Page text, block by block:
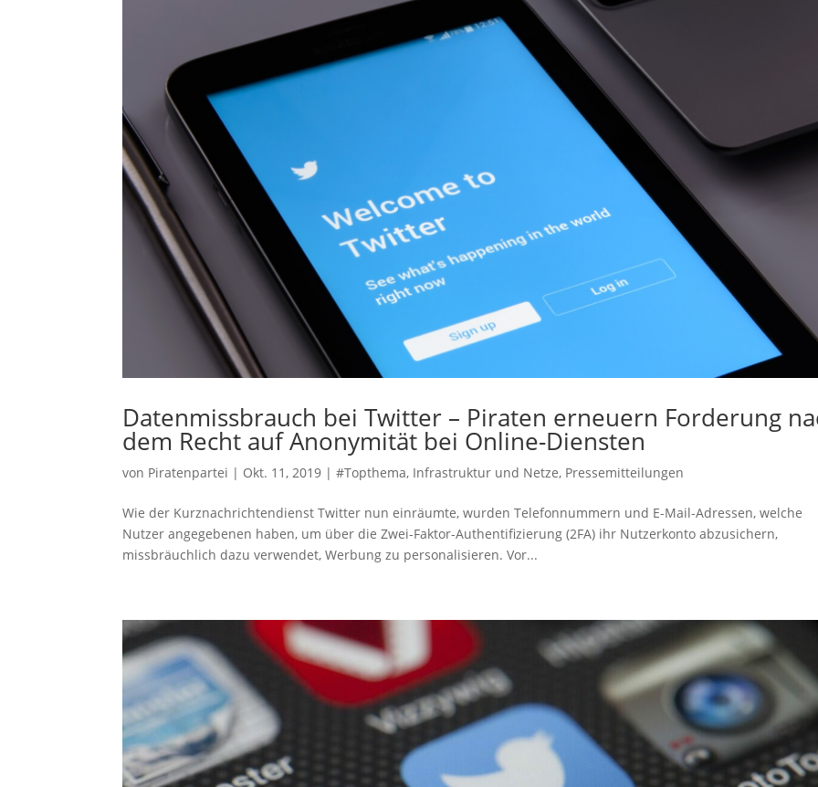
Datenmissbrauch bei Twitter – Piraten erneuern Forderung
dem Recht auf Anonymität bei Online-Diensten
von Piratenpartei | Okt. 11, 2019 |#Topthema, Infrastruktur und Netze, Pressemitteilungen
Wie der Kurznachrichtendienst Twitter nun einräumte, wurden Telefonnummern und E-Mail-Adressen, welche
Nutzer angegebenen haben, um über die Zwei-Faktor-Authentifizierung (2FA) ihr Nutzerkonto abzusichern,
missbräuchlich dazu verwendet, Werbung zu personalisieren. Vor...